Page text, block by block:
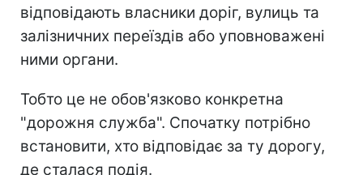
відповідають власники доріг, вулиць та
залізничних переїздів або уповноважені
ними органи.
Тобто це не обов'язково конкретна
"дорожня служба". Спочатку потрібно
встановити, хто відповідає за ту дорогу,
де сталася подія.